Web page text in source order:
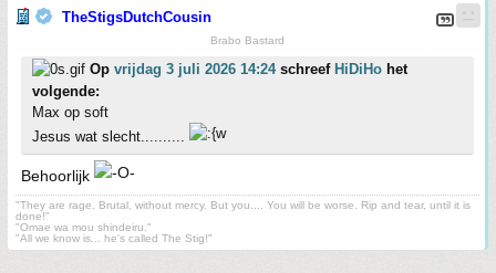
TheStigsDutchCousin
Brabo Bastard
Op vrijdag 3 juli 2026 14:24schreef HiDiHo het
volgende:
Max op soft
Jesus wat slecht..........
Behoorlijk
"They are rage. Brutal, without mercy. But you.... You will be worse. Rip and tear, until it is
done!"
"Omae wa mou shindeiru."
"All we know is... he's called The Stig!"